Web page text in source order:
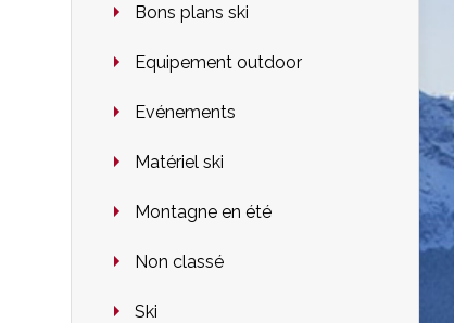
Bons plans ski
Equipement outdoor
Evénements
Matériel ski
Montagne en été
Non classé
Ski